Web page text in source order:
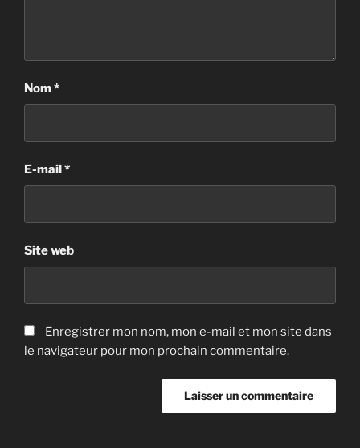
Nom*
E-mail*
Site web
Enregistrer mon nom, mon e-mail et mon site dans
le navigateur pour mon prochain commentaire.